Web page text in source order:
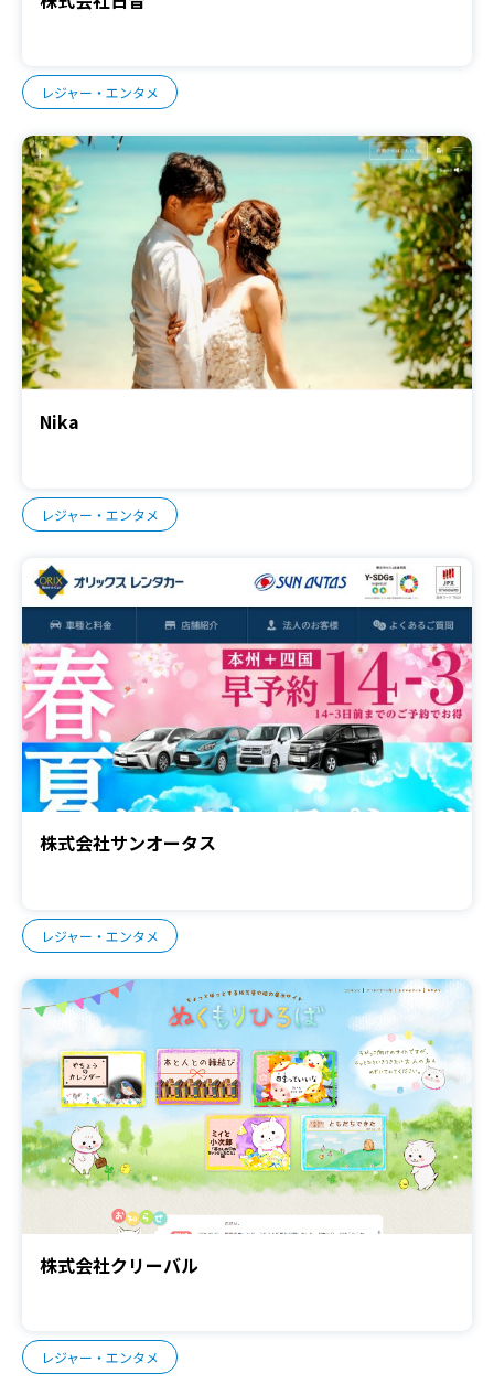
レジャー・エンタメ
Nika
レジャー・エンタメ
株式会社サンオータス
レジャー・エンタメ
株式会社クリーバル
レジャー・エンタメ